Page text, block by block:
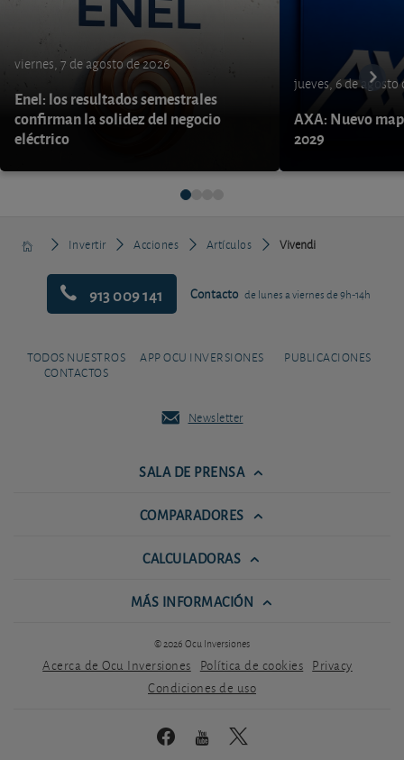
viernes, 7 de agosto de 2026
Enel: los resultados semestrales
confirman la solidez del negocio
eléctrico
jueves, 6 de agosto
AXA: Nuevo
2029
Invertir Acciones Artículos Vivendi
913 009 141 Contacto de lunes a viernes de 9h-14h
TODOS NUESTROS
CONTACTOS
APP OCU INVERSIONES PUBLICACIONES
Newsletter
SALA DE PRENSA
COMPARADORES
CALCULADORAS
MÁS INFORMACIÓN
© 2026 Ocu Inversiones
Acerca de Ocu Inversiones Política de cookies Privacy
Condiciones de uso